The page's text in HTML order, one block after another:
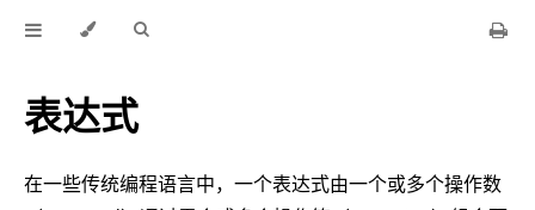
表达式
在一些传统编程语言中，一个表达式由一个或多个操作数